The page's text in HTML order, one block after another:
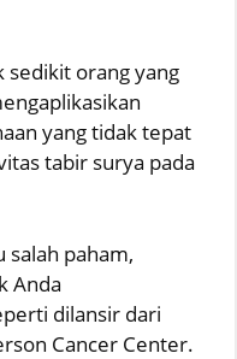
sedikit orang yang
yang tidak tepat
tabir surya pada
salah paham,
Anda
dilansir dari
Cancer Center.